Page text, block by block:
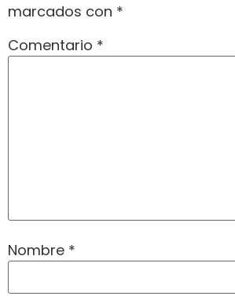
marcados con *
Comentario *
Nombre *